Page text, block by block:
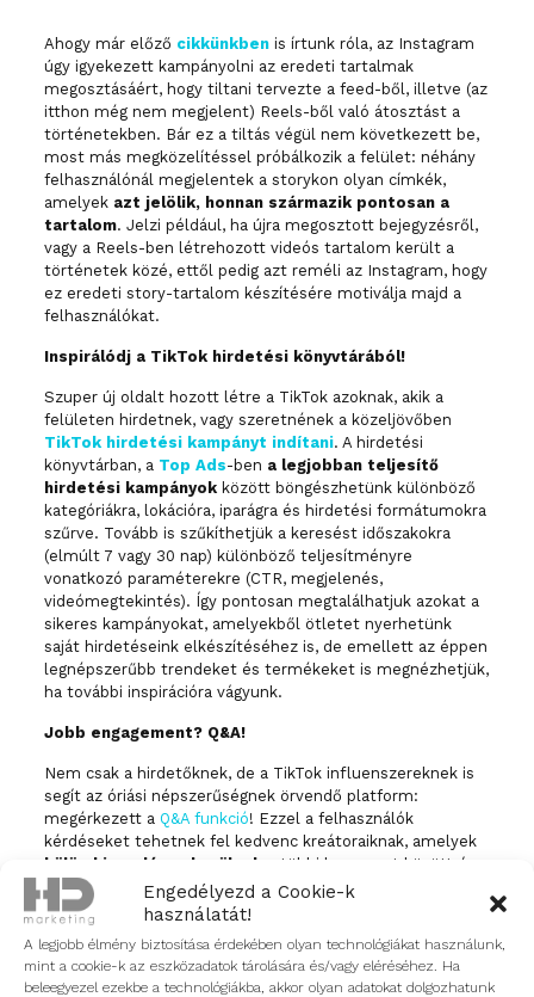
Engedélyezd a Cookie-k
használatát!
A legjobb élmény biztosítása érdekében olyan technológiákat használunk,
mint a cookie-k az eszközadatok tárolására és/vagy eléréséhez. Ha
beleegyezel ezekbe a technológiákba, akkor olyan adatokat dolgozhatunk
Ahogy már előző cikkünkbenis írtunk róla, az Instagram
úgy igyekezett kampányolni az eredeti tartalmak
megosztásáért, hogy tiltani tervezte a feed-ből, illetve (az
itthon még nem megjelent) Reels-ből való átosztást a
történetekben. Bár ez a tiltás végül nem következett be,
most más megközelítéssel próbálkozik a felület: néhány
felhasználónál megjelentek a storykon olyan címkék,
amelyek azt jelölik, honnan származik pontosan a
tartalom. Jelzi például, ha újra megosztott bejegyzésről,
vagy a Reels-ben létrehozott videós tartalom került a
történetek közé, ettől pedig azt reméli az Instagram, hogy
ez eredeti story-tartalom készítésére motiválja majd a
felhasználókat.
Inspirálódj a TikTok hirdetési könyvtárából!
Szuper új oldalt hozott létre a TikTok azoknak, akik a
felületen hirdetnek, vagy szeretnének a közeljövőben
TikTok hirdetési kampányt indítani. A hirdetési
könyvtárban, a Top Ads-ben a legjobban teljesítő
hirdetési kampányokközött böngészhetünk különböző
kategóriákra, lokációra, iparágra és hirdetési formátumokra
szűrve. Tovább is szűkíthetjük a keresést időszakokra
(elmúlt 7 vagy 30 nap) különböző teljesítményre
vonatkozó paraméterekre (CTR, megjelenés,
videómegtekintés). Így pontosan megtalálhatjuk azokat a
sikeres kampányokat, amelyekből ötletet nyerhetünk
saját hirdetéseink elkészítéséhez is, de emellett az éppen
legnépszerűbb trendeket és termékeket is megnézhetjük,
ha további inspirációra vágyunk.
Jobb engagement? Q&A!
Nem csak a hirdetőknek, de a TikTok influenszereknek is
segít az óriási népszerűségnek örvendő platform:
megérkezett a Q&A funkció! Ezzel a felhasználók
kérdéseket tehetnek fel kedvenc kreátoraiknak, amelyek
külön kiemelésre kerülnek
a többi komment között, így
az alkotók is egyszerűbben megtalálják ezeket a
kérdéseket. Ez annak is köszönhető, hogy a kérdések
mást tenniük, csak megnyitni a bejövő kérdéseket és
megválaszolni őket a következő videóban vagy élő